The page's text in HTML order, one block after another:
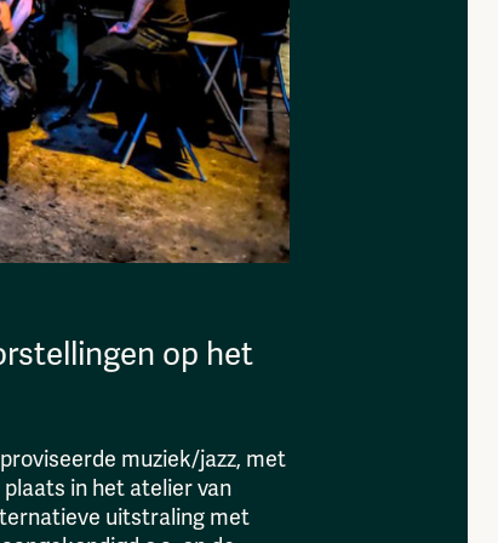
op het
muziek/jazz, met
in het atelier van
uitstraling met